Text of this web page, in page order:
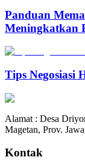
Panduan
Meningkatkan
Tips Negosiasi
Alamat : Desa
Magetan, Prov.
Kontak